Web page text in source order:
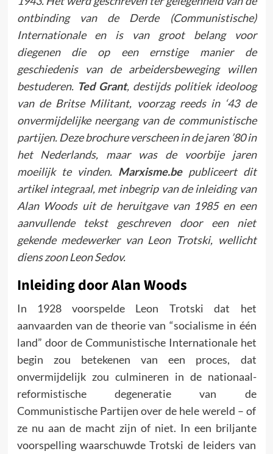
ontbinding van de Derde (Communistische)
Internationale en is van groot belang voor
diegenen die op een ernstige manier de
geschiedenis van de arbeidersbeweging willen
bestuderen. Ted Grant, destijds politiek ideoloog
van de Britse Militant, voorzag reeds in ‘43 de
onvermijdelijke neergang van de communistische
partijen. Deze brochure verscheen in de jaren ’80 in
het Nederlands, maar was de voorbije jaren
moeilijk te vinden. Marxisme.be publiceert dit
artikel integraal, met inbegrip van de inleiding van
Alan Woods uit de heruitgave van 1985 en een
aanvullende tekst geschreven door een niet
gekende medewerker van Leon Trotski, wellicht
diens zoon Leon Sedov.
Inleiding door Alan Woods
In 1928 voorspelde Leon Trotski dat het
aanvaarden van de theorie van “socialisme in één
land” door de Communistische Internationale het
begin zou betekenen van een proces, dat
onvermijdelijk zou culmineren in de nationaal-
reformistische degeneratie van de
Communistische Partijen over de hele wereld – of
ze nu aan de macht zijn of niet. In een briljante
voorspelling waarschuwde Trotski de leiders van